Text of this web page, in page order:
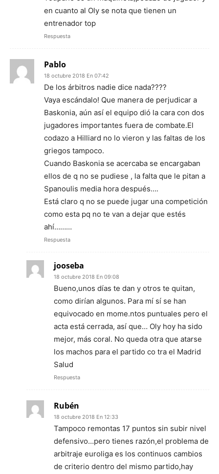
en cuanto al Oly se nota que tienen un
entrenador top
Respuesta
Pablo
18 octubre 2018 En 07:42
De los árbitros nadie dice nada????
Vaya escándalo! Que manera de perjudicar a
Baskonia, aún así el equipo dió la cara con dos
jugadores importantes fuera de combate.El
codazo a Hilliard no lo vieron y las faltas de los
griegos tampoco.
Cuando Baskonia se acercaba se encargaban
ellos de q no se pudiese , la falta que le pitan a
Spanoulis media hora después….
Está claro q no se puede jugar una competición
como esta pq no te van a dejar que estés
ahí………
Respuesta
jooseba
18 octubre 2018 En 09:08
Bueno,unos días te dan y otros te quitan,
como dirían algunos. Para mí sí se han
equivocado en mome.ntos puntuales pero el
acta está cerrada, así que… Oly hoy ha sido
mejor, más coral. No queda otra que atarse
los machos para el partido co tra el Madrid
Salud
Respuesta
Rubén
18 octubre 2018 En 12:33
Tampoco remontas 17 puntos sin subir nivel
defensivo…pero tienes razón,el problema de
arbitraje euroliga es los continuos cambios
de criterio dentro del mismo partido,hay